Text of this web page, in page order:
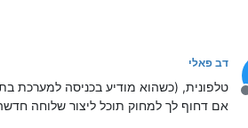
מנותק
דב פאלי
טלפונית, (כשהוא מודיע בכניסה למערכת
אם דחוף לך למחוק תוכל ליצור שלוחה